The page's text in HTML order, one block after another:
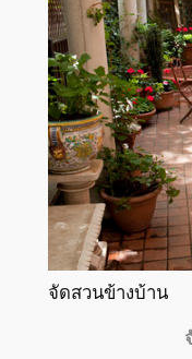
จัดสวนข้างบ้าน